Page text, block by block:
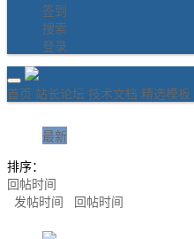
签到
搜索
登录
首页 站长论坛 技术文档 精选模板
最新
排序：
回帖时间
发帖时间
回帖时间